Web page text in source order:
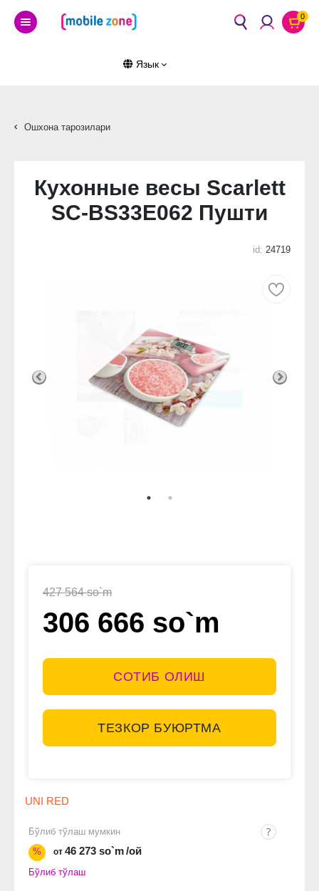
0
Язык
Ошхона тарозилари
Кухонные весы Scarlett
SC-BS33E062 Пушти
id: 24719
427 564 so`m
306 666 so`m
СОТИБ ОЛИШ
ТЕЗКОР БУЮРТМА
UNI RED
Бўлиб тўлаш мумкин
%
от 46 273 so`m/ой
Бўлиб тўлаш